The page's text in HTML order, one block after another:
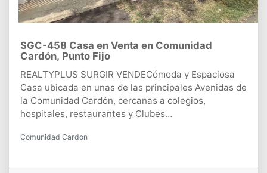
SGC-458 Casa en Venta en Comunidad
Cardón, Punto Fijo
REALTYPLUS SURGIR VENDECómoda y Espaciosa
Casa ubicada en unas de las principales Avenidas de
la Comunidad Cardón, cercanas a colegios,
hospitales, restaurantes y Clubes
Construcción: 112,32 m2*. 3 habitaciones con sus
Patio trasero*. Deposito trasero*. Lavandero*.
Comunidad Cardon